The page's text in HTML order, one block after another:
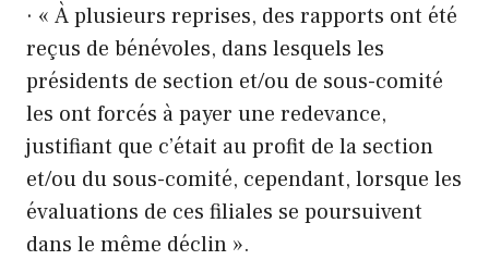
· « À plusieurs reprises, des rapports ont été
reçus de bénévoles, dans lesquels les
présidents de section et/ou de sous-comité
les ont forcés à payer une redevance,
justifiant que c’était au profit de la section
et/ou du sous-comité, cependant, lorsque les
évaluations de ces filiales se poursuivent
dans le même déclin ».